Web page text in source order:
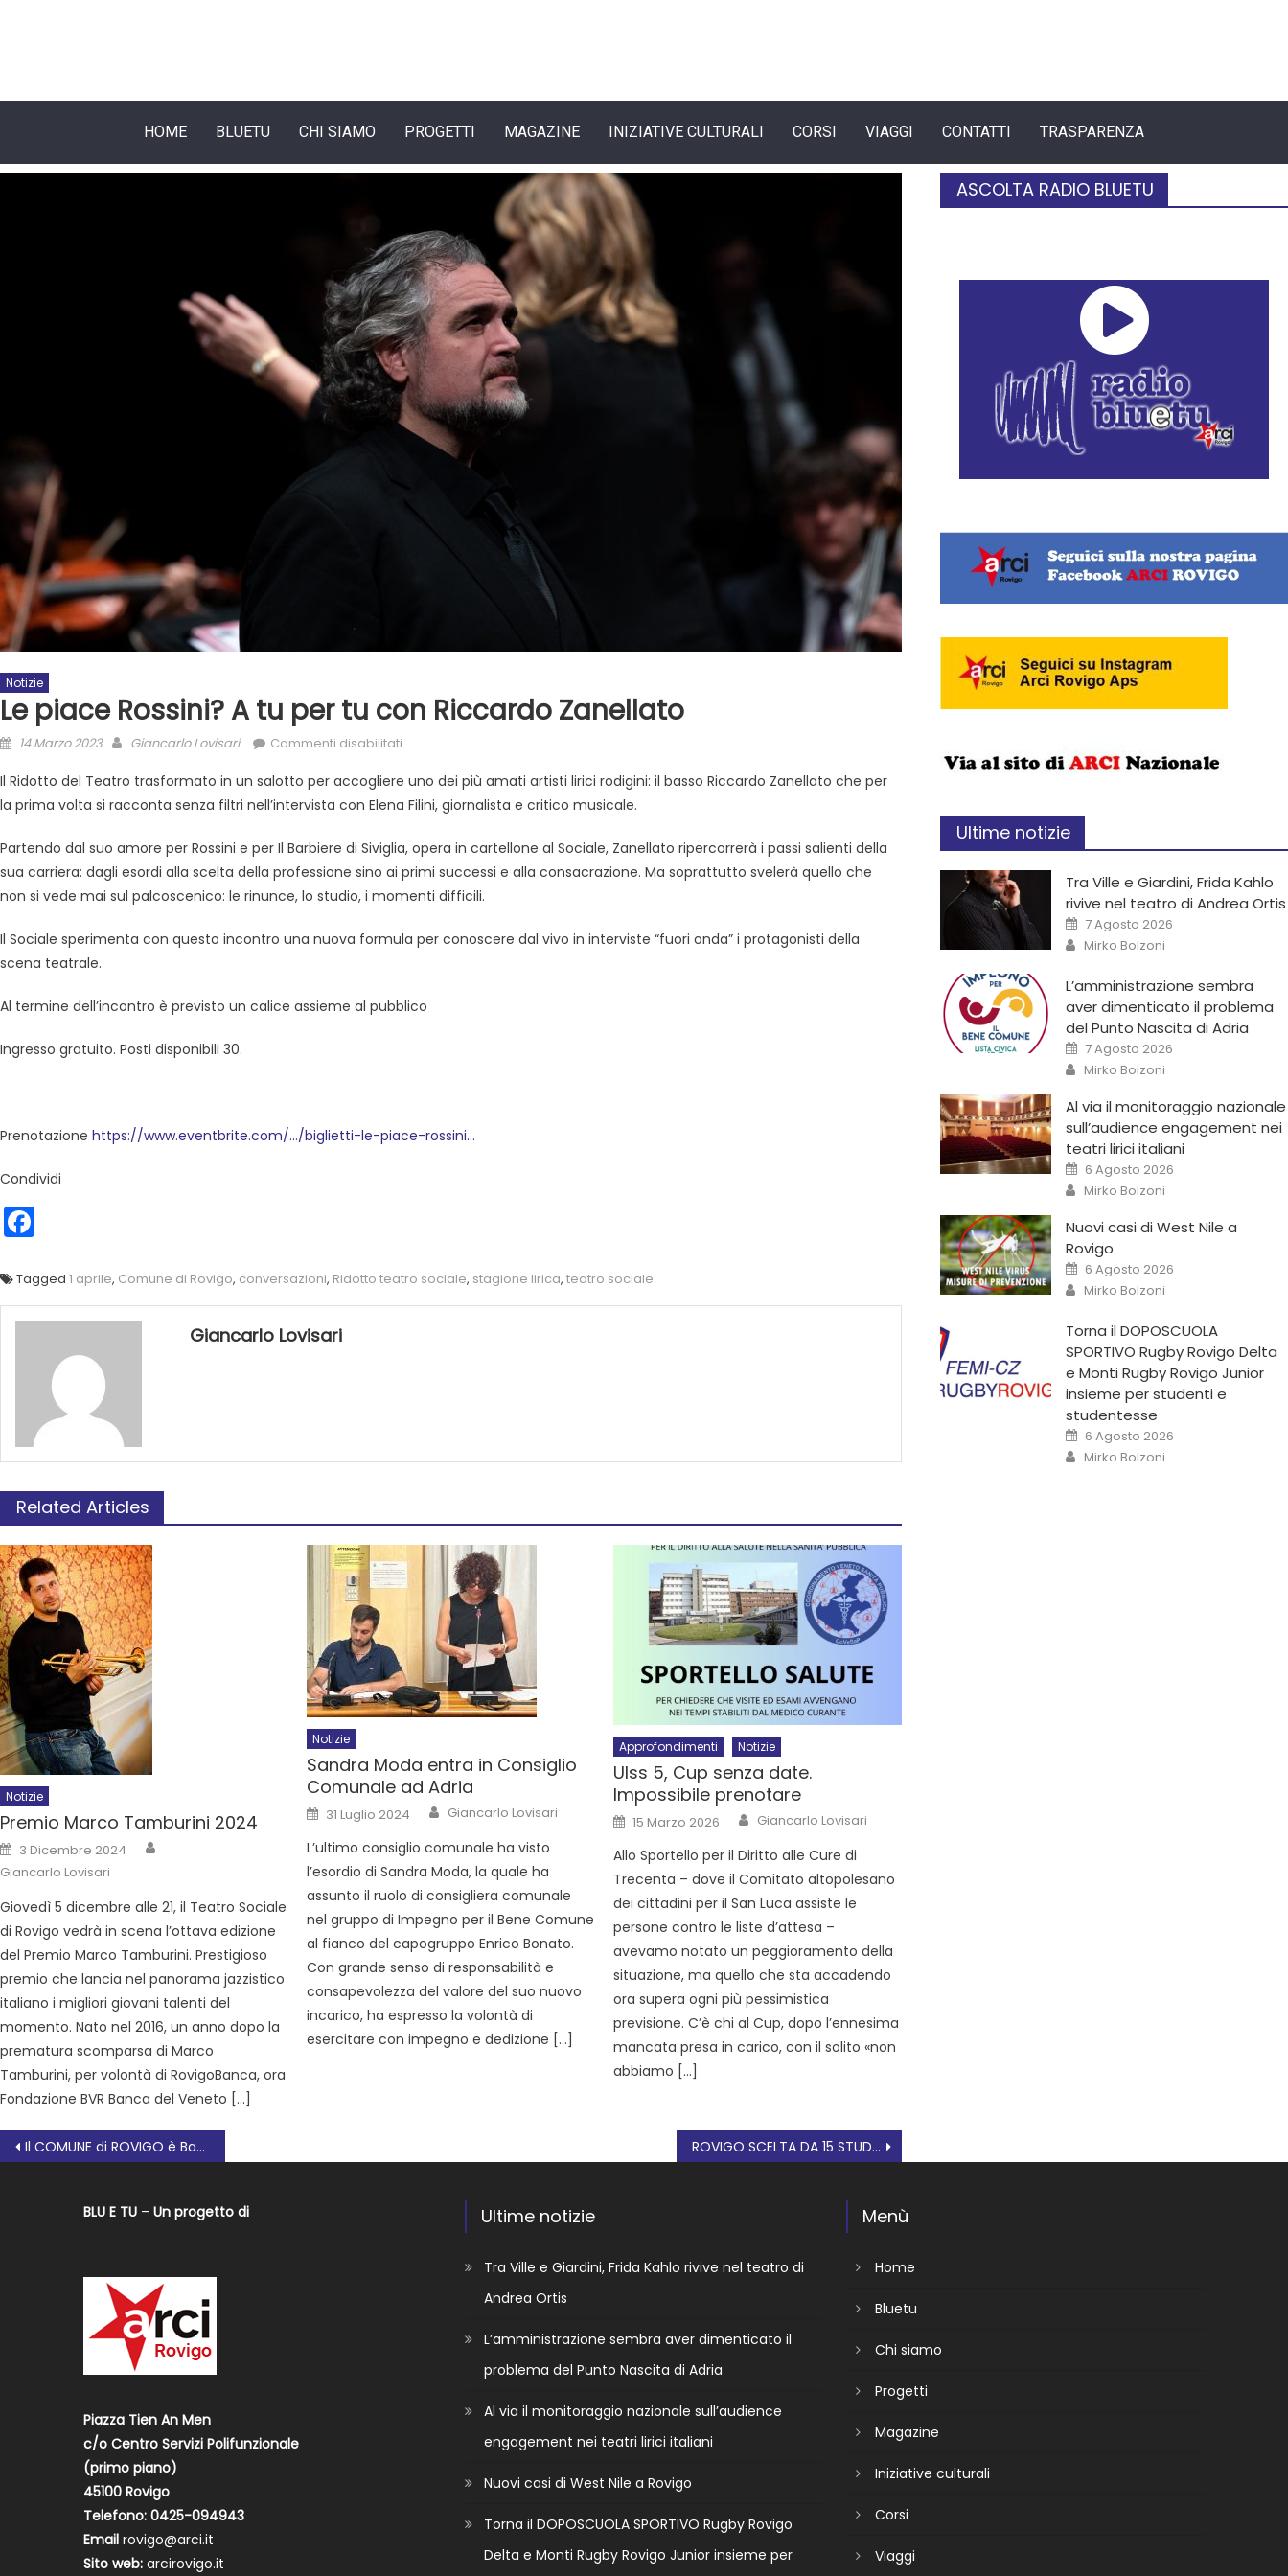
HOME BLUETU CHI SIAMO PROGETTI MAGAZINE INIZIATIVE CULTURALI CORSI VIAGGI CONTATTI TRASPARENZA
Notizie
Le piace Rossini? A tu per tu con Riccardo Zanellato
14 Marzo 2023 Giancarlo Lovisari Commenti disabilitati
Il Ridotto del Teatro trasformato in un salotto per accogliere uno dei più amati artisti lirici rodigini: il basso Riccardo Zanellato che per
la prima volta si racconta senza filtri nell’intervista con Elena Filini, giornalista e critico musicale.
Partendo dal suo amore per Rossini e per Il Barbiere di Siviglia, opera in cartellone al Sociale, Zanellato ripercorrerà i passi salienti della
sua carriera: dagli esordi alla scelta della professione sino ai primi successi e alla consacrazione. Ma soprattutto svelerà quello che
non si vede mai sul palcoscenico: le rinunce, lo studio, i momenti difficili.
Il Sociale sperimenta con questo incontro una nuova formula per conoscere dal vivo in interviste “fuori onda” i protagonisti della
scena teatrale.
Al termine dell’incontro è previsto un calice assieme al pubblico
Ingresso gratuito. Posti disponibili 30.
Prenotazione https://www.eventbrite.com/…/biglietti-le-piace-rossini…
Condividi
Tagged 1 aprile, Comune di Rovigo, conversazioni, Ridotto teatro sociale, stagione lirica, teatro sociale
Giancarlo Lovisari
Related Articles
Notizie
Premio Marco Tamburini 2024
3 Dicembre 2024
Giancarlo Lovisari
Giovedì 5 dicembre alle 21, il Teatro Sociale
di Rovigo vedrà in scena l’ottava edizione
del Premio Marco Tamburini. Prestigioso
premio che lancia nel panorama jazzistico
italiano i migliori giovani talenti del
momento. Nato nel 2016, un anno dopo la
prematura scomparsa di Marco
Tamburini, per volontà di RovigoBanca, ora
Fondazione BVR Banca del Veneto […]
Notizie
Sandra Moda entra in Consiglio
Comunale ad Adria
31 Luglio 2024 Giancarlo Lovisari
L’ultimo consiglio comunale ha visto
l’esordio di Sandra Moda, la quale ha
assunto il ruolo di consigliera comunale
nel gruppo di Impegno per il Bene Comune
al fianco del capogruppo Enrico Bonato.
Con grande senso di responsabilità e
consapevolezza del valore del suo nuovo
incarico, ha espresso la volontà di
esercitare con impegno e dedizione […]
Approfondimenti Notizie
Ulss 5, Cup senza date.
Impossibile prenotare
15 Marzo 2026 Giancarlo Lovisari
Allo Sportello per il Diritto alle Cure di
Trecenta – dove il Comitato altopolesano
dei cittadini per il San Luca assiste le
persone contro le liste d’attesa –
avevamo notato un peggioramento della
situazione, ma quello che sta accadendo
ora supera ogni più pessimistica
previsione. C’è chi al Cup, dopo l’ennesima
mancata presa in carico, con il solito «non
abbiamo […]
Il COMUNE di ROVIGO è Bandiera Sostenibile 2023 ROVIGO SCELTA DA 15 STUDENTI STRANIERI DI INTERCULTURA PER CONOSCERE MEGLIO L’ITALIA
ASCOLTA RADIO BLUETU
Ultime notizie
Tra Ville e Giardini, Frida Kahlo
rivive nel teatro di Andrea Ortis
7 Agosto 2026
Mirko Bolzoni
L’amministrazione sembra
aver dimenticato il problema
del Punto Nascita di Adria
7 Agosto 2026
Mirko Bolzoni
Al via il monitoraggio nazionale
sull’audience engagement nei
teatri lirici italiani
6 Agosto 2026
Mirko Bolzoni
Nuovi casi di West Nile a
Rovigo
6 Agosto 2026
Mirko Bolzoni
Torna il DOPOSCUOLA
SPORTIVO Rugby Rovigo Delta
e Monti Rugby Rovigo Junior
insieme per studenti e
studentesse
6 Agosto 2026
Mirko Bolzoni
BLU E TU –Un progetto di
Piazza Tien An Men
c/o Centro Servizi Polifunzionale
(primo piano)
45100 Rovigo
Telefono: 0425-094943
Emailrovigo@arci.it
Sito web:arcirovigo.it
Ultime notizie
Tra Ville e Giardini, Frida Kahlo rivive nel teatro di
Andrea Ortis
L’amministrazione sembra aver dimenticato il
problema del Punto Nascita di Adria
Al via il monitoraggio nazionale sull’audience
engagement nei teatri lirici italiani
Nuovi casi di West Nile a Rovigo
Torna il DOPOSCUOLA SPORTIVO Rugby Rovigo
Delta e Monti Rugby Rovigo Junior insieme per
Menù
Home
Bluetu
Chi siamo
Progetti
Magazine
Iniziative culturali
Corsi
Viaggi